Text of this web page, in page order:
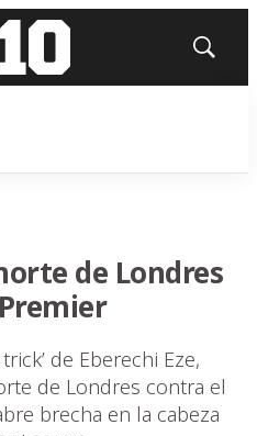
Mostrar
de Londres
de Eberechi Eze,
de Londres contra el
brecha en la cabeza